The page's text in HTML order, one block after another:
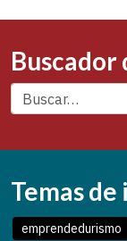
Buscador
Temas
emprendedurismo